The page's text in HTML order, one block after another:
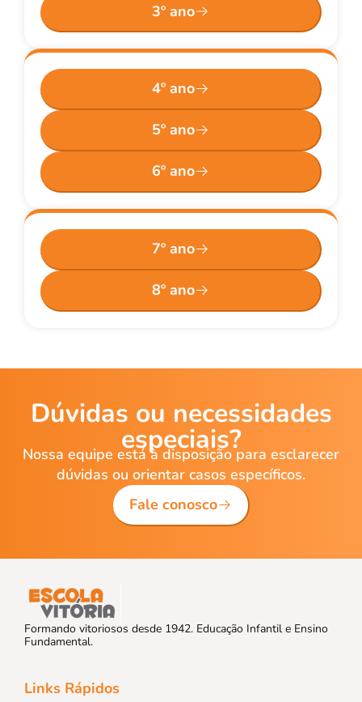
3º ano
4º ano
5º ano
6º ano
7º ano
8º ano
Dúvidas ou necessidades
especiais?
Nossa equipe está à disposição para esclarecer
dúvidas ou orientar casos específicos.
Fale conosco
Formando vitoriosos desde 1942. Educação Infantil e Ensino
Fundamental.
Links Rápidos